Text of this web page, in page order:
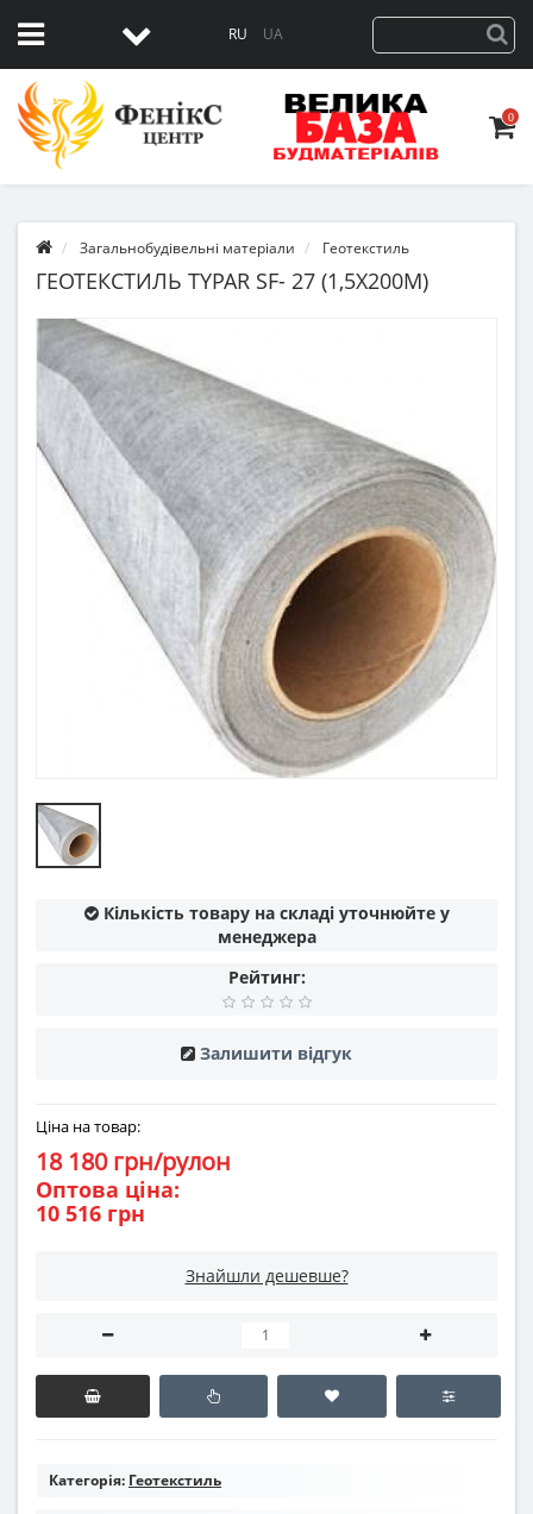
RU UA
0
Загальнобудівельні матеріали Геотекстиль
ГЕОТЕКСТИЛЬ TYPAR SF- 27 (1,5Х200М)
Кількість товару на складі уточнюйте у
менеджера
Рейтинг:
Залишити відгук
Ціна на товар:
18 180 грн/рулон
Оптова ціна:
10 516 грн
Знайшли дешевше?
Категорія: Геотекстиль